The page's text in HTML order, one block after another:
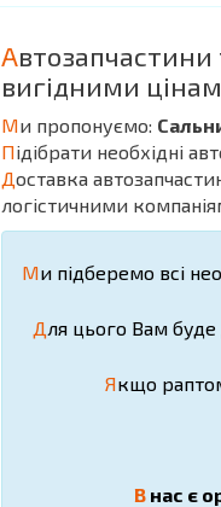
А
вигідними
Ми пропонуємо:
Підібрати необхідні
Доставка
логістичними
Ми підберемо всі
Для цього Вам
Якщо
Внас є